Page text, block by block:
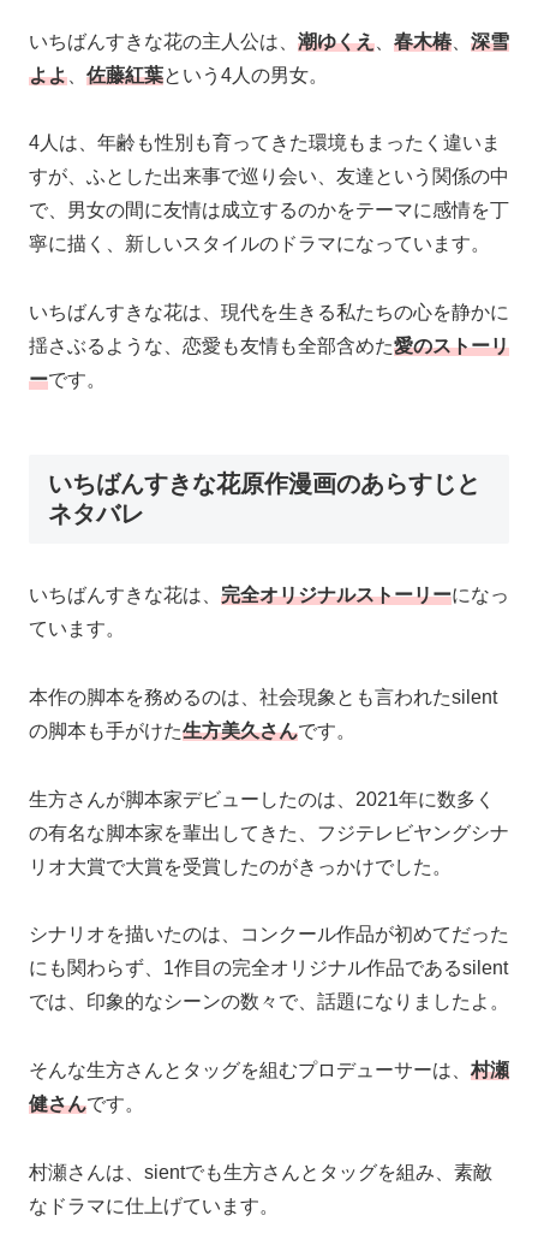
いちばんすきな花の主人公は、 潮ゆくえ 春木椿、 深雪
よよ
佐藤紅葉という4人の男女。
4人は、年齢も性別も育ってきた環境もまったく違いま
すが、ふとした出来事で巡り会い、友達という関係の中
で、男女の間に友情は成立するのかをテーマに感情を丁
寧に描く、新しいスタイルのドラマになっています。
いちばんすきな花は、現代を生きる私たちの心を静かに
揺さぶるような、恋愛も友情も全部含めた愛のストーリ
ーです。
いちばんすきな花原作漫画のあらすじと
ネタバレ
いちばんすきな花は、 完全オリジナルストーリーになっ
ています。
本作の脚本を務めるのは、社会現象とも言われたsilent
の脚本も手がけた生方美久さんです。
生方さんが脚本家デビューしたのは、2021年に数多く
の有名な脚本家を輩出してきた、フジテレビヤングシナ
リオ大賞で大賞を受賞したのがきっかけでした。
シナリオを描いたのは、コンクール作品が初めてだった
にも関わらず、1作目の完全オリジナル作品であるsilent
では、印象的なシーンの数々で、話題になりましたよ。
そんな生方さんとタッグを組むプロデューサーは、 村瀬
健さんです。
村瀬さんは、sientでも生方さんとタッグを組み、素敵
なドラマに仕上げています。